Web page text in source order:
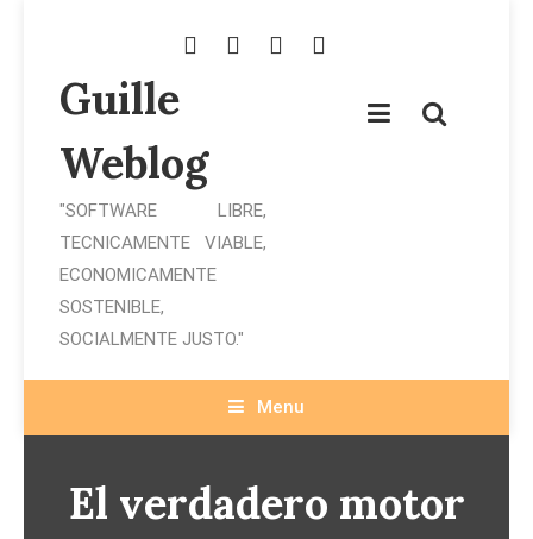
ContentGuille
Weblog
"SOFTWARE LIBRE,
TECNICAMENTE VIABLE,
ECONOMICAMENTE
SOSTENIBLE,
SOCIALMENTE JUSTO."
Menu
El verdadero motor